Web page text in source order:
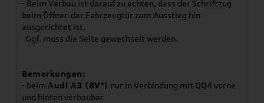
- Beim Verbau ist darauf zu achten, dass der Schriftzug
beim Öffnen der Fahrzeugtür zum Ausstieg hin
ausgerichtet ist.
Ggf. muss die Seite gewechselt werden.
Bemerkungen:
- beim Audi A3 (8V*) nur in Verbindung mit QQ4 vorne
und hinten verbaubar